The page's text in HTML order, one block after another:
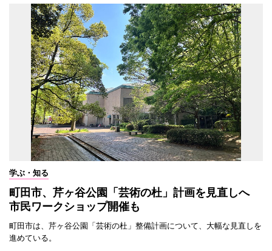
学ぶ・知る
町田市、芹ヶ谷公園「芸術の杜」計画を見直しへ
市民ワークショップ開催も
町田市は、芹ヶ谷公園「芸術の杜」整備計画について、大幅な見直しを
進めている。